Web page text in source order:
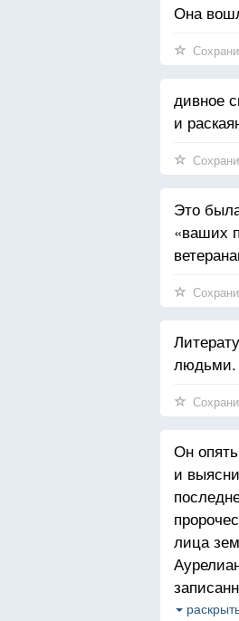
Она
дивное
и
Это
«ваших
людьми.
Он
и
лица